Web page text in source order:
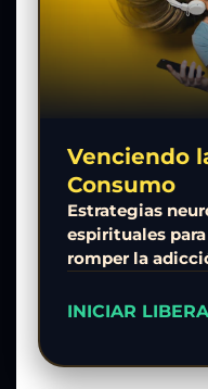
Venciendo
Consumo
Estrategias
espirituales
romper la
INICIAR